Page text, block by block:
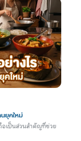
ยุคใหม่
เป็นส่วนสำคัญที่ช่วย